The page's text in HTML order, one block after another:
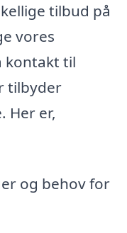
tilbud på
vores
kontakt til
tilbyder
Her er,
og behov for